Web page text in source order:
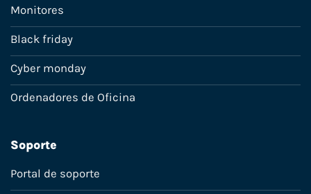
Monitores
Black friday
Cyber monday
Ordenadores de Oficina
Soporte
Portal de soporte